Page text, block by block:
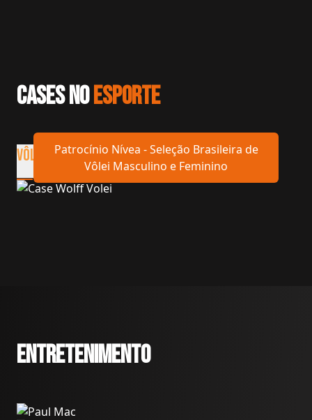
cases noesporte
Vôlei basquetefutsalbeach soccerTênis
Patrocínio Nívea - Seleção Brasileira de
Vôlei Masculino e Feminino
ENTRETENIMENTO